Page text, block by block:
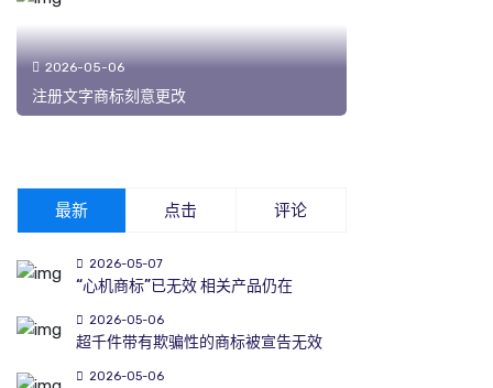
2026-05-06
注册文字商标刻意更改
最新 点击 评论
2026-05-07
“心机商标”已无效 相关产品仍在
2026-05-06
超千件带有欺骗性的商标被宣告无效
2026-05-06